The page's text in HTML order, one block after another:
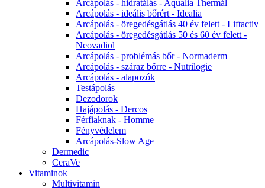
Arcápolás - hidratálás - Aqualia Thermál
Arcápolás - ideális bőrért - Idealia
Arcápolás - öregedésgátlás 40 év felett - Liftactiv
Arcápolás - öregedésgátlás 50 és 60 év felett -
Neovadiol
Arcápolás - problémás bőr - Normaderm
Arcápolás - száraz bőrre - Nutrilogie
Arcápolás - alapozók
Testápolás
Dezodorok
Hajápolás - Dercos
Férfiaknak - Homme
Fényvédelem
Arcápolás-Slow Age
Dermedic
CeraVe
Vitaminok
Multivitamin